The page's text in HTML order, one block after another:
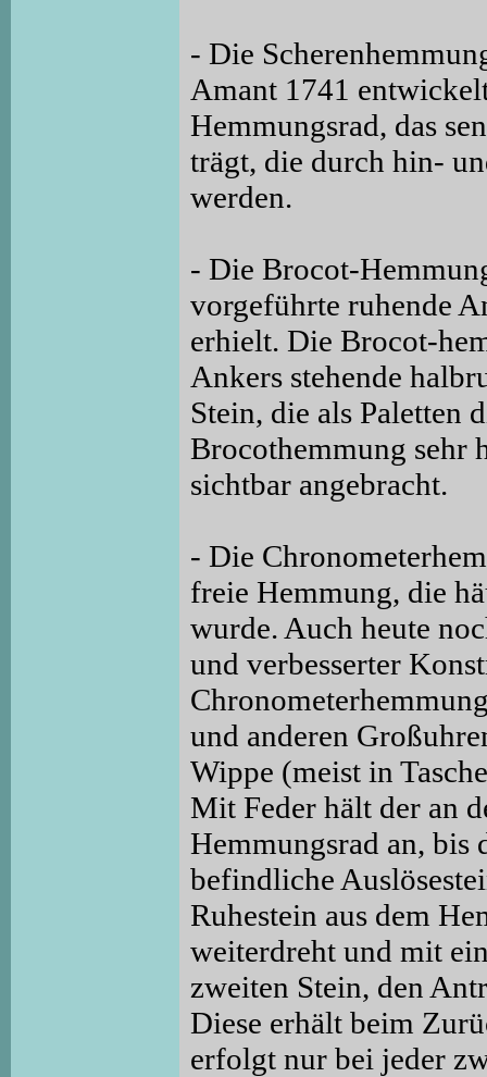
- Die
Amant 1741
Hemmungsrad, das
trägt, die durch hin-
werden.
- Die Brocot-
vorgeführte ruhende
erhielt. Die Brocot-
Ankers stehende
Stein, die als Paletten
Brocothemmung sehr
sichtbar angebracht.
- Die
freie Hemmung, die
wurde. Auch heute
und verbesserter
und anderen
Wippe (meist in
Mit Feder hält der an
Hemmungsrad an, bis
befindliche
Ruhestein aus dem
weiterdreht und mit
zweiten Stein, den
Diese erhält beim
erfolgt nur bei jeder